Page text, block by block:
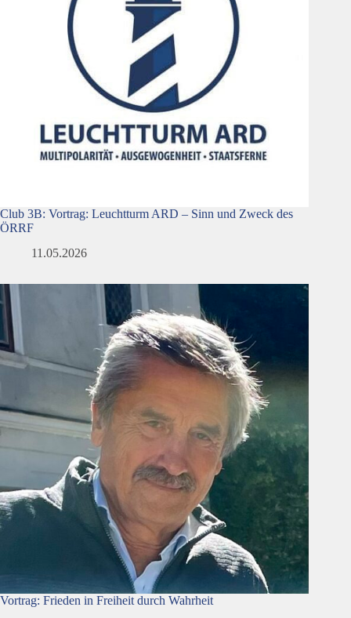
Club 3B: Vortrag: Leuchtturm ARD – Sinn und Zweck des
ÖRRF
11.05.2026
Vortrag: Frieden in Freiheit durch Wahrheit